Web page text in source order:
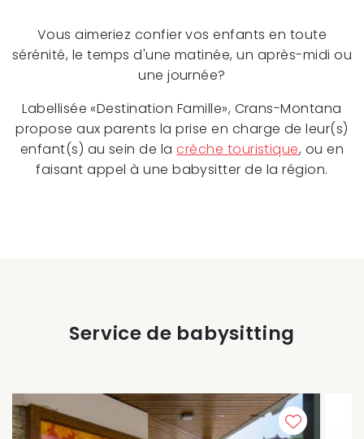
Vous aimeriez confier vos enfants en toute
sérénité, le temps d'une matinée, un après-midi ou
une journée?
Labellisée «Destination Famille», Crans-Montana
propose aux parents la prise en charge de leur(s)
enfant(s) au sein de lacrèche touristique, ou en
faisant appel à une babysitter de la région.
Service de babysitting